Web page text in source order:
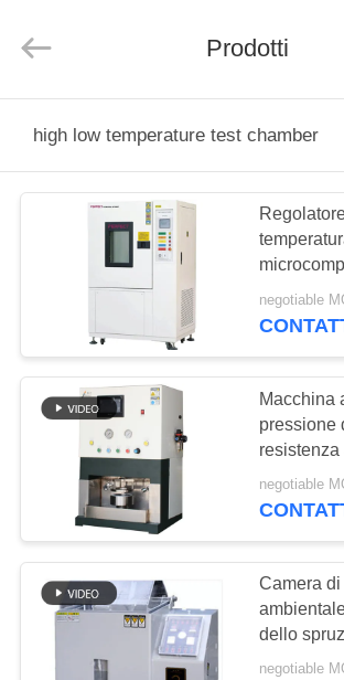
PRODOTTI
MANIFESTAZIONE
DI
VR
CIRCA
GIRO
DELLA
FABBRICA
Instruments
Rights
Prodotti
high low temperature test chamber
di bassa
negotiable
Macchina
pressione
della
di prova
negotiable
Camera di
dello
il
negotiable